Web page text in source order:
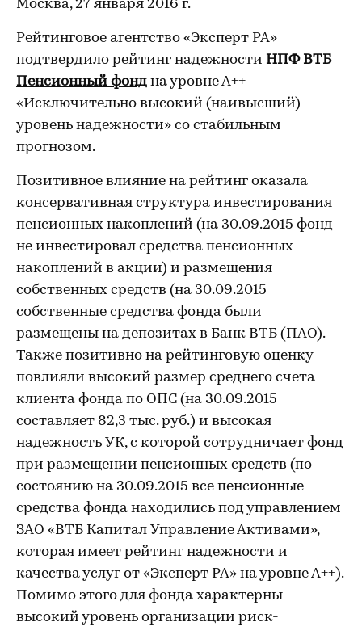
Москва, 27 января 2016 г.
Рейтинговое агентство «Эксперт РА»
подтвердило рейтинг надежности НПФ ВТБ
Пенсионный фонд на уровне А++
«Исключительно высокий (наивысший)
уровень надежности» со стабильным
прогнозом.
Позитивное влияние на рейтинг оказала
консервативная структура инвестирования
пенсионных накоплений (на 30.09.2015 фонд
не инвестировал средства пенсионных
накоплений в акции) и размещения
собственных средств (на 30.09.2015
собственные средства фонда были
размещены на депозитах в Банк ВТБ (ПАО).
Также позитивно на рейтинговую оценку
повлияли высокий размер среднего счета
клиента фонда по ОПС (на 30.09.2015
составляет 82,3 тыс. руб.) и высокая
надежность УК, с которой сотрудничает фонд
при размещении пенсионных средств (по
состоянию на 30.09.2015 все пенсионные
средства фонда находились под управлением
ЗАО «ВТБ Капитал Управление Активами»,
которая имеет рейтинг надежности и
качества услуг от «Эксперт РА» на уровне А++).
Помимо этого для фонда характерны
высокий уровень организации риск-